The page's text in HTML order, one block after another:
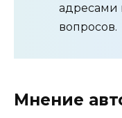
адресами
вопросов.
Мнение